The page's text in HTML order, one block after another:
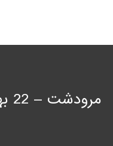
مرودشت – 22 بهمن شمالی